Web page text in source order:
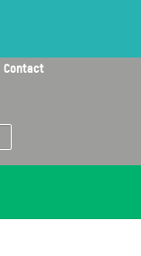
Contact